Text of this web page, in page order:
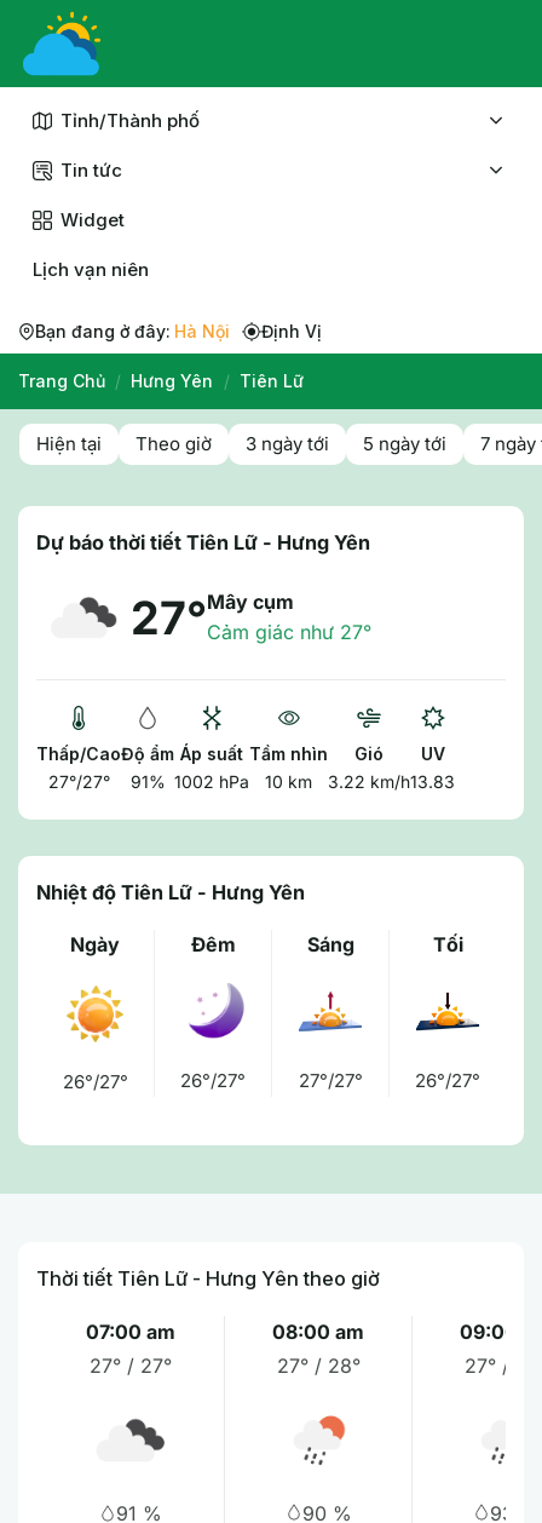
Chuyển
nội
Tỉnh/Thành phố
Tin tức
Widget
Lịch vạn niên
Bạn đang ở đây: Hà Nội Định Vị
Trang Chủ / Hưng Yên / Tiên Lữ
Hiện tại Theo giờ 3 ngày tới 5 ngày tới 7 ngày
Dự báo thời tiết Tiên Lữ - Hưng Yên
27°Mây cụm
Cảm giác như 27°
Thấp/Cao
27°/27°
Độ ẩm
91%
Áp suất
1002 hPa
Tầm nhìn
10 km
Gió
3.22 km/h
UV
13.83
Nhiệt độ Tiên Lữ - Hưng Yên
Ngày
26°/27°
Đêm
26°/27°
Sáng
27°/27°
Tối
26°/27°
Thời tiết Tiên Lữ - Hưng Yên theo giờ
07:00 am
27° / 27°
91 %
08:00 am
27° / 28°
90 %
09:00
27° /
93 %